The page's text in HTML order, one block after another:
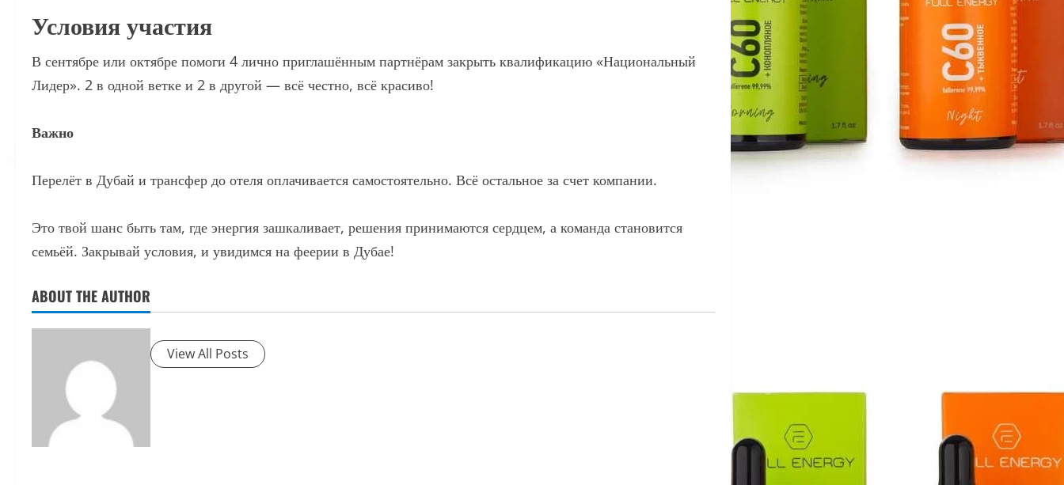
Условия участия
В сентябре или октябре помоги 4 лично приглашённым партнёрам закрыть квалификацию «Национальный
Лидер». 2 в одной ветке и 2 в другой — всё честно, всё красиво!
Важно
Перелёт в Дубай и трансфер до отеля оплачивается самостоятельно. Всё остальное за счет компании.
Это твой шанс быть там, где энергия зашкаливает, решения принимаются сердцем, а команда становится
семьёй. Закрывай условия, и увидимся на феерии в Дубае!
ABOUT THE AUTHOR
View All Posts